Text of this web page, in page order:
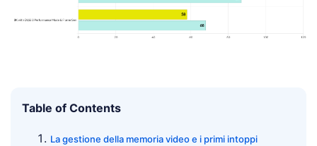
Table of Contents
La gestione della memoria video e i primi intoppi